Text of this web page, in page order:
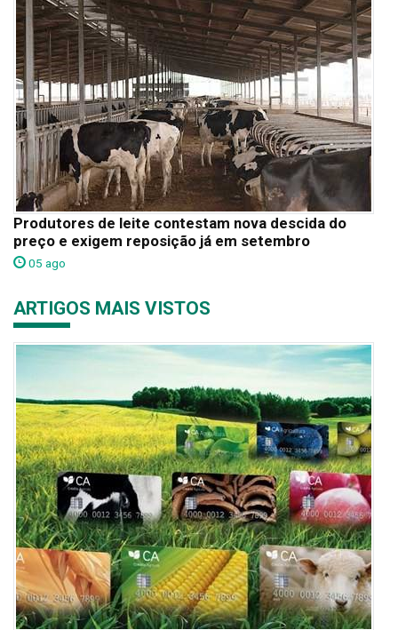
Produtores de leite contestam nova descida do
preço e exigem reposição já em setembro
05 ago
ARTIGOS MAIS VISTOS